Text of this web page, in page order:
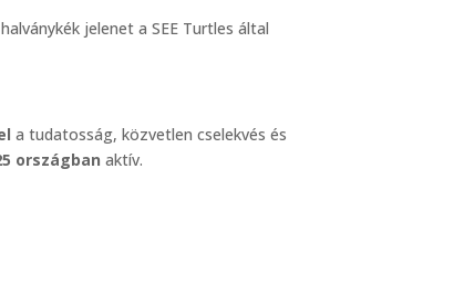
a tudatosság, közvetlen cselekvés és
országban aktív.